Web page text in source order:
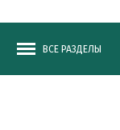
ВСЕ РАЗДЕЛЫ